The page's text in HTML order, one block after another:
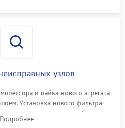
узлов
и пайка нового агрегата
Установка нового фильтра-
вентиляторов обдува,
поврежденных дверных петель.
Подробнее